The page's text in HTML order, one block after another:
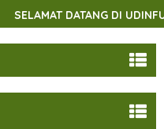
DI